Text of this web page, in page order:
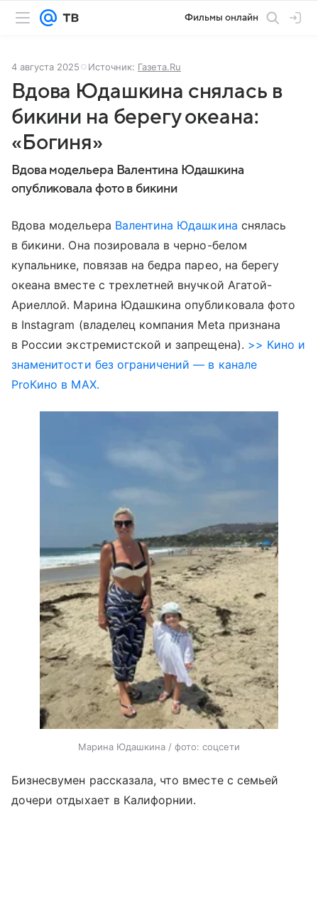
Фильмы онлайн
4 августа 2025 Источник: Газета.Ru
Вдова Юдашкина снялась в
бикини на берегу океана:
«Богиня»
Вдова модельера Валентина Юдашкина
опубликовала фото в бикини
Вдова модельера Валентина Юдашкина снялась
в бикини. Она позировала в черно-белом
купальнике, повязав на бедра парео, на берегу
океана вместе с трехлетней внучкой Агатой-
Ариеллой. Марина Юдашкина опубликовала фото
в Instagram (владелец компания Meta признана
в России экстремистской и запрещена). >> Кино и
знаменитости без ограничений — в канале
ProКино в MAX.
Марина Юдашкина / фото: соцсети
Бизнесвумен рассказала, что вместе с семьей
дочери отдыхает в Калифорнии.